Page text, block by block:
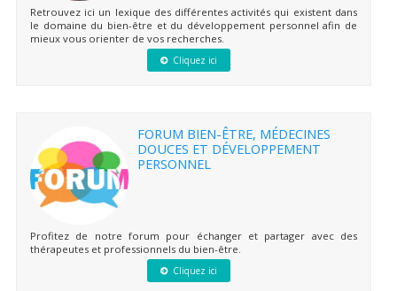
Retrouvez ici un lexique des différentes activités qui existent dans
le domaine du bien-être et du développement personnel afin de
mieux vous orienter de vos recherches.
Cliquez ici
FORUM BIEN-ÊTRE, MÉDECINES
DOUCES ET DÉVELOPPEMENT
PERSONNEL
Profitez de notre forum pour échanger et partager avec des
thérapeutes et professionnels du bien-être.
Cliquez ici